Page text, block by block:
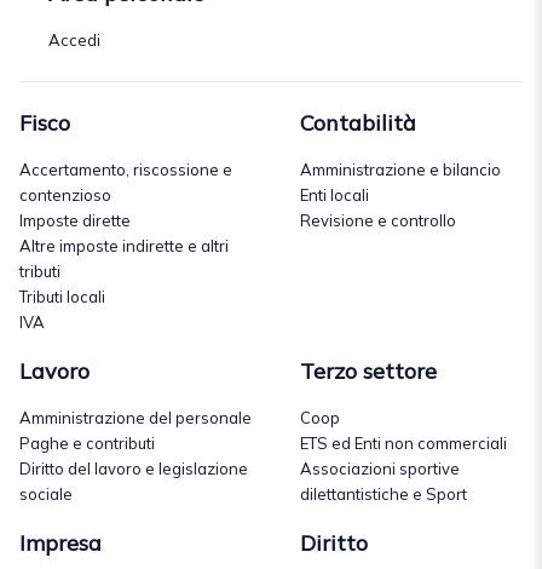
Accedi
Fisco
Accertamento, riscossione e
contenzioso
Imposte dirette
Altre imposte indirette e altri
tributi
Tributi locali
IVA
Contabilità
Amministrazione e bilancio
Enti locali
Revisione e controllo
Lavoro
Amministrazione del personale
Paghe e contributi
Diritto del lavoro e legislazione
sociale
Terzo settore
Coop
ETS ed Enti non commerciali
Associazioni sportive
dilettantistiche e Sport
Impresa Diritto